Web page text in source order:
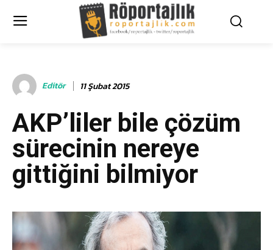
Editör 11 Şubat 2015
AKP’liler bile çözüm
sürecinin nereye
gittiğini bilmiyor